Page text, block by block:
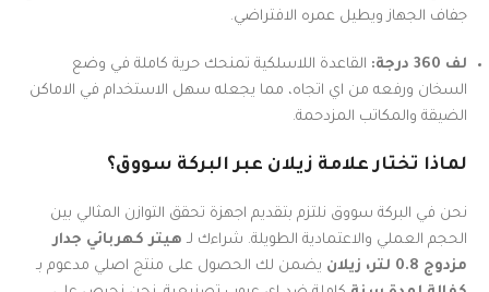
جفاف الجهاز ويطيل عمره الافتراضي.
لف 360 درجة:
القاعدة اللاسلكية تمنحك حرية كاملة في وضع
السخان ورفعه من اي اتجاه، مما يجعله سهل الاستخدام في الاماكن
الضيقة والمكاتب المزدحمة.
لماذا تختار علامة زيلان عبر البركة سووق؟
نحن في البركة سووق نلتزم بتقديم اجهزة تحقق التوازن المثالي بين
الحجم العملي والاعتمادية الطويلة. شراءك لـ هيتر كهربائي جدار
مزدوج 0.8 لتر، زيلان
يضمن لك الحصول على منتج اصلي مدعوم بـ